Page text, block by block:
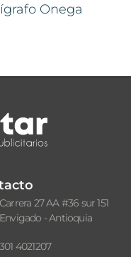
Onega
Carrera 27 AA #36 sur 151
Envigado - Antioquia
301 4021207